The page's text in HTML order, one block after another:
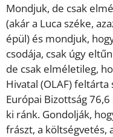
Mondjuk, de csak
(akár a Luca széke,
épül) és mondjuk,
csodája, csak úgy
de csak elméletileg,
Hivatal (OLAF)
Európai Bizottság
ki ránk. Gondolják,
frászt, a költségvetés,